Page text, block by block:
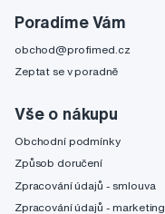
Poradíme Vám
obchod@profimed.cz
Zeptat se v poradně
Vše o nákupu
Obchodní podmínky
Způsob doručení
Zpracování údajů - smlouva
Zpracování údajů - marketing